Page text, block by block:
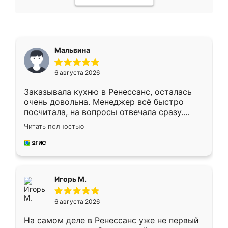
Мальвина
6 августа 2026
Заказывала кухню в Ренессанс, осталась
очень довольна. Менеджер всё быстро
посчитала, на вопросы отвечала сразу.
Замерщик приехал в субботу, подошёл к
делу со всей ответственностью. Собрали
за день, ребята работали аккуратно, даже
Читать полностью
Игорь М.
6 августа 2026
На самом деле в Ренессанс уже не первый